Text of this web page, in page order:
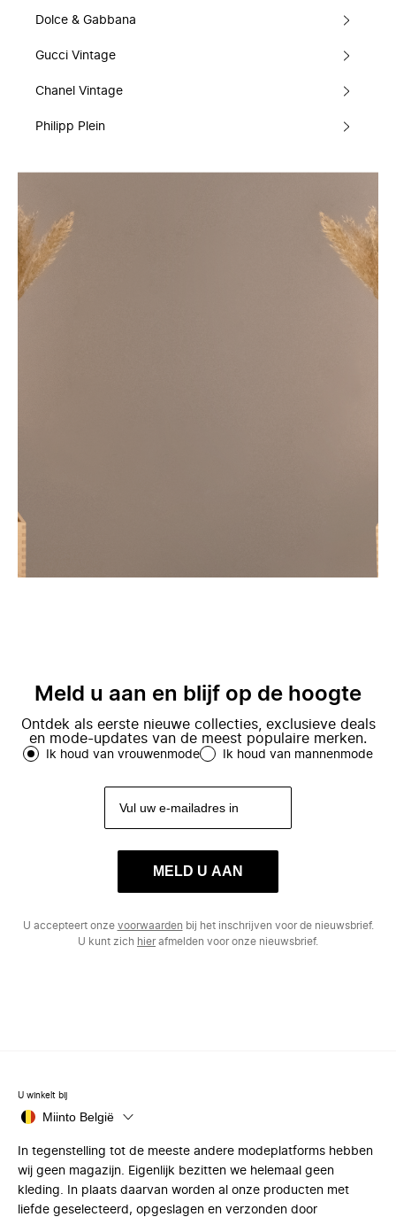
Dolce & Gabbana
Gucci Vintage
Chanel Vintage
Philipp Plein
Meld u aan en blijf op de hoogte
Ontdek als eerste nieuwe collecties, exclusieve deals
en mode-updates van de meest populaire merken.
Ik houd van vrouwenmode Ik houd van mannenmode
MELD U AAN
U accepteert onze voorwaarden bij het inschrijven voor de nieuwsbrief.
U kunt zich hierafmelden voor onze nieuwsbrief.
U winkelt bij
Miinto België
In tegenstelling tot de meeste andere modeplatforms hebben
wij geen magazijn. Eigenlijk bezitten we helemaal geen
kleding. In plaats daarvan worden al onze producten met
liefde geselecteerd, opgeslagen en verzonden door